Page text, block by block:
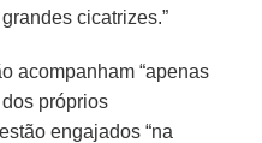
cicatrizes.”
acompanham “apenas
próprios
engajados “na